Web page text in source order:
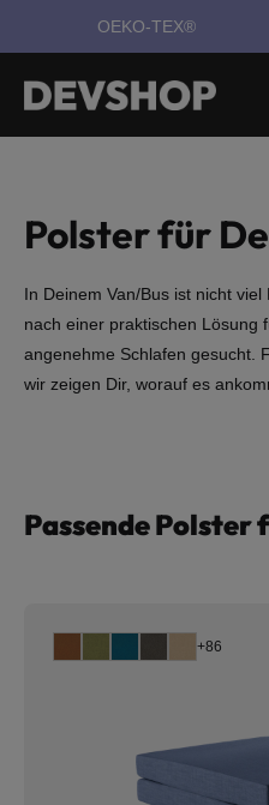
springen
Polster für
In Deinem Van/Bus ist nicht
nach einer praktischen Lösung
angenehme Schlafen gesucht.
wir zeigen Dir, worauf es
Passende Polster
+86
OEKO-TEX®